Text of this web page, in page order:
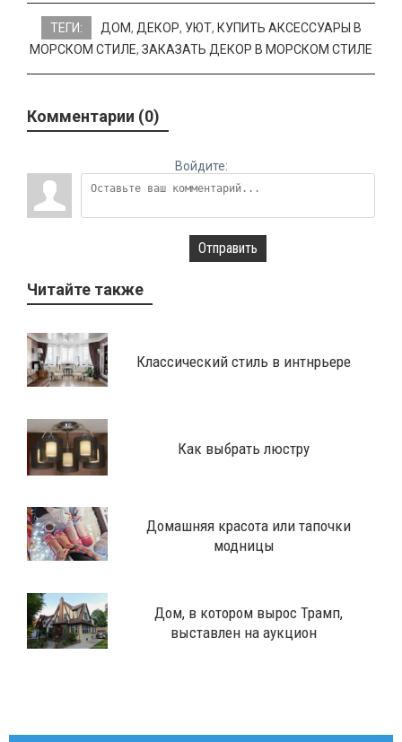
ТЕГИ: ДОМ, ДЕКОР, УЮТ, КУПИТЬ АКСЕССУАРЫ В
МОРСКОМ СТИЛЕ, ЗАКАЗАТЬ ДЕКОР В МОРСКОМ СТИЛЕ
Комментарии (0)
Войдите:
Отправить
Читайте также
Классический стиль в интнрьере
Как выбрать люстру
Домашняя красота или тапочки
модницы
​Дом, в котором вырос Трамп,
выставлен на аукцион